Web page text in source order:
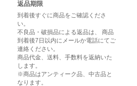
返品期限
到着後すぐに商品をご確認くださ
い。
不良品・破損品による返品は、 商品
到着後7日以内にメールか電話にてご
連絡ください。
商品代金、送料、手数料を返納いた
します。
※商品はアンティーク品、中古品と
なります。